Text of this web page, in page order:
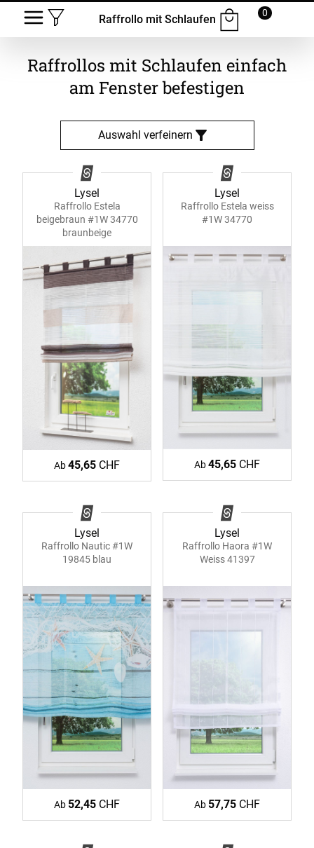
Raffrollo mit Schlaufen
0
Raffrollos mit Schlaufen einfach
am Fenster befestigen
Auswahl verfeinern
Lysel
Raffrollo Estela
beigebraun #1W 34770
braunbeige
Ab45,65 CHF
Lysel
Raffrollo Estela weiss
#1W 34770
Ab45,65 CHF
Lysel
Raffrollo Nautic #1W
19845 blau
Ab 52,45 CHF
Lysel
Raffrollo Haora #1W
Weiss 41397
Ab 57,75 CHF